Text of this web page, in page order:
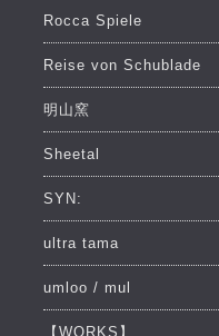
Rocca Spiele
Reise von Schublade
明山窯
Sheetal
SYN:
ultra tama
umloo / mul
【WORKS】